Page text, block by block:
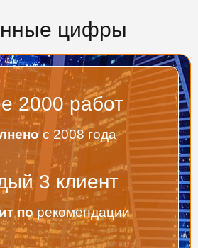
цифры
2000работ
с 2008 года
3клиент
порекомендации